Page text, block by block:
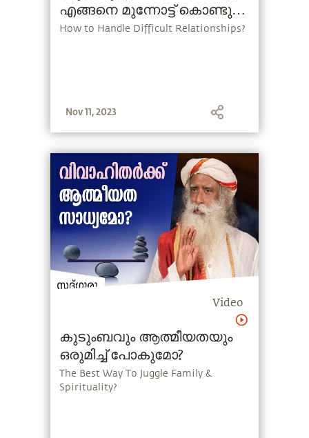
എങ്ങനെ മുന്നോട്ട് കൊണ്ടു
പോകാം ?
How to Handle Difficult Relationships?
Nov 11, 2023
Video
കുടുംബവും ആത്മീയതയും
ഒരുമിച്ച് പോകുമോ?
The Best Way To Juggle Family &
Spirituality?